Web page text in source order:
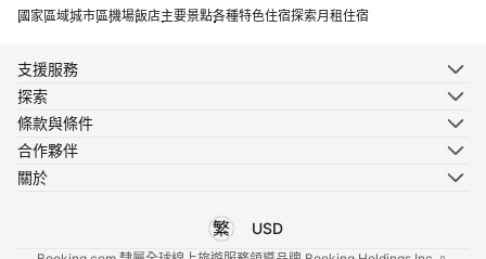
國家區域城市區機場飯店主要景點各種特色住宿探索月租住宿
支援服務
探索
條款與條件
合作夥伴
關於
選擇您使用的語言
USD
選擇您使用的貨幣